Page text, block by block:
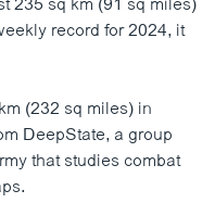
record for 2024, it
(232 sq miles) in
DeepState, a group
that studies combat